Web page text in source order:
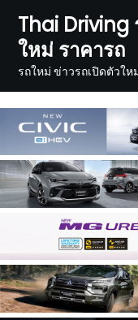
content
Thai Driving
ใหม่ ราคารถ
รถใหม่ ข่าวรถเปิดตัวให